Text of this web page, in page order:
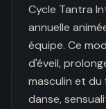
Cycle Tantra
annuelle
équipe. Ce
d'éveil,
masculin et du
danse,